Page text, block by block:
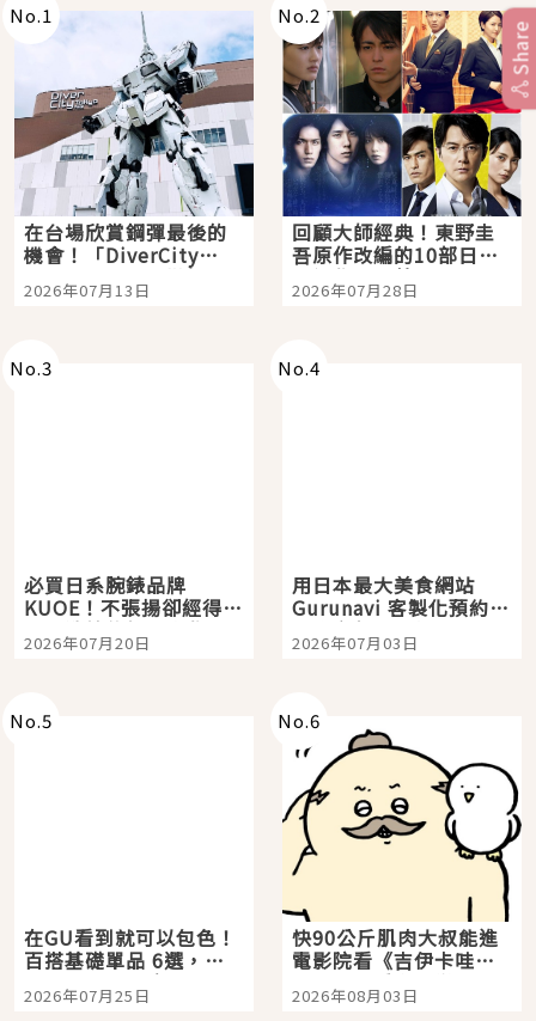
No.1
在台場欣賞鋼彈最後的
機會！「DiverCity
Tokyo Plaza」搭船、
購物、美食及夜景，一
2026年07月13日
No.2
回顧大師經典！東野圭
吾原作改編的10部日本
影視作品推薦
2026年07月28日
No.3
必買日系腕錶品牌
KUOE！不張揚卻經得起
時間洗鍊的經典之作五
選
2026年07月20日
No.4
用日本最大美食網站
Gurunavi 客製化預約九
大都市餐廳，打造專屬
美食體驗！
2026年07月03日
No.5
在GU看到就可以包色！
百搭基礎單品 6選，閉
眼全收也不心疼
2026年07月25日
No.6
快90公斤肌肉大叔能進
電影院看《吉伊卡哇》
嗎？日本重金屬樂團
「打首」會長與nagano
2026年08月03日
Share